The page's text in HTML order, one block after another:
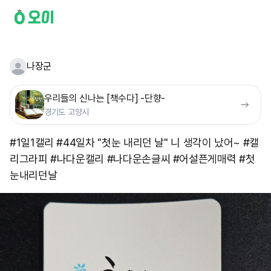
나장군
우리들의 신나는 [책수다] -단향-
경기도 고양시
#1일1캘리 #44일차 "첫눈 내리던 날" 니 생각이 났어~ #캘
리그라피 #나다운캘리 #나다운손글씨 #어설픈게매력 #첫
눈내리던날